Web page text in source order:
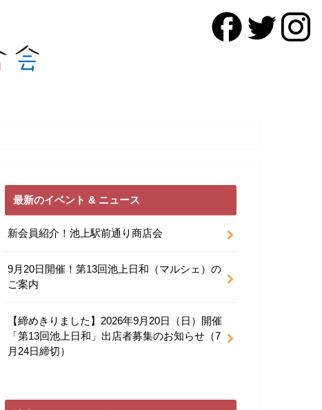
最新のイベント & ニュース
新会員紹介！池上駅前通り商店会
9月20日開催！第13回池上日和（マルシェ）の
ご案内
【締めきりました】2026年9月20日（日）開催
「第13回池上日和」出店者募集のお知らせ（7
月24日締切）